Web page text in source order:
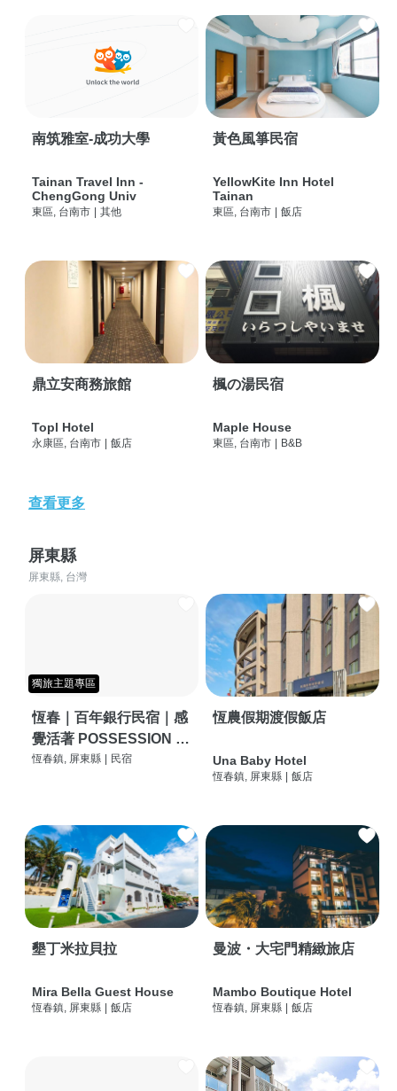
南筑雅室-成功大學
Tainan Travel Inn -
ChengGong Univ
東區, 台南市 | 其他
黃色風箏民宿
YellowKite Inn Hotel
Tainan
東區, 台南市 | 飯店
鼎立安商務旅館
Topl Hotel
永康區, 台南市 | 飯店
楓の湯民宿
Maple House
東區, 台南市 | B&B
查看更多
屏東縣
屏東縣, 台灣
獨旅主題專區
恆春｜百年銀行民宿｜感
覺活著 POSSESSION |
背包客棧 | 恆春必住特色
恆春鎮, 屏東縣 民宿
恆農假期渡假飯店
Una Baby Hotel
恆春鎮, 屏東縣 飯店
墾丁米拉貝拉
Mira Bella Guest House
恆春鎮, 屏東縣 飯店
曼波・大宅門精緻旅店
Mambo Boutique Hotel
恆春鎮, 屏東縣 飯店